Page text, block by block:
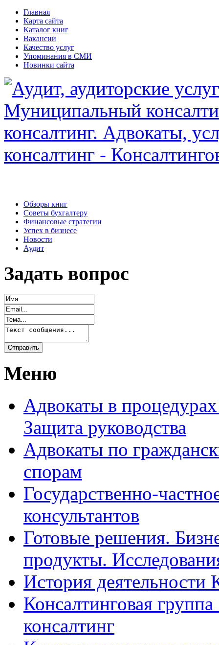
Главная
Карта сайта
Каталог книг
Вакансии
Качество услуг
Упоминания в СМИ
Новинки сайта
Обзоры книг
Советы бухгалтеру
Финансовые стратегии
Успех в бизнесе
Новости
Аудит
Задать вопрос
Меню
Адвокаты в
Защита руководства
Адвокаты по
спорам
Государственно-
консультантов
Готовые решения.
продукты.
История деятельности
Консалтинговая
консалтинг